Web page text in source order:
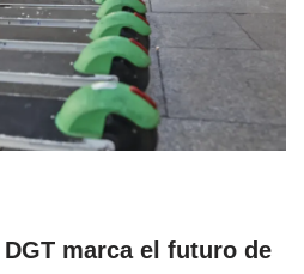
marca el futuro de